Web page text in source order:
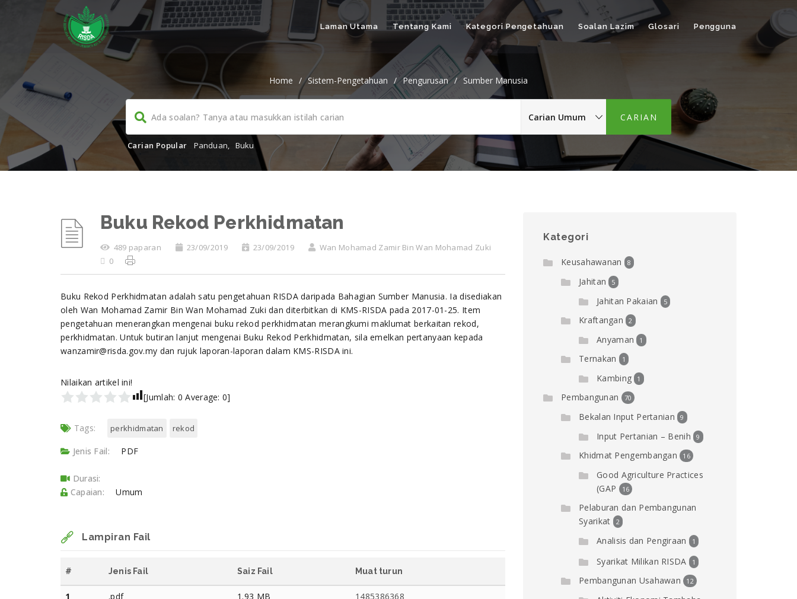
Laman Utama Tentang Kami Kategori Pengetahuan Soalan Lazim Glosari Pengguna
Home / Sistem-Pengetahuan / Pengurusan / Sumber Manusia
Carian Popular Panduan, Buku
Buku Rekod Perkhidmatan
489 paparan 23/09/2019 23/09/2019
Wan Mohamad Zamir Bin Wan Mohamad Zuki
0
Buku Rekod Perkhidmatan adalah satu pengetahuan RISDA daripada Bahagian Sumber Manusia. Ia disediakan
oleh Wan Mohamad Zamir Bin Wan Mohamad Zuki dan diterbitkan di KMS-RISDA pada 2017-01-25. Item
pengetahuan menerangkan mengenai buku rekod perkhidmatan merangkumi maklumat berkaitan rekod,
perkhidmatan. Untuk butiran lanjut mengenai Buku Rekod Perkhidmatan, sila emelkan pertanyaan kepada
wanzamir@risda.gov.my dan rujuk laporan-laporan dalam KMS-RISDA ini.
Nilaikan artikel ini!
[Jumlah: 0 Average:0]
Tags: perkhidmatan rekod
Jenis Fail: PDF
Durasi:
Capaian:
Umum
Lampiran Fail
# Jenis Fail Saiz Fail Muat turun
1 .pdf 1.93 MB 1485386368
Kategori
Keusahawanan 8
Jahitan 5
Jahitan Pakaian 5
Kraftangan 2
Anyaman 1
Ternakan 1
Kambing 1
Pembangunan 70
Bekalan Input Pertanian 9
Input Pertanian – Benih 9
Khidmat Pengembangan 16
Good Agriculture Practices
(GAP
16
Pelaburan dan Pembangunan
Syarikat
2
Analisis dan Pengiraan 1
Syarikat Milikan RISDA 1
Pembangunan Usahawan 12